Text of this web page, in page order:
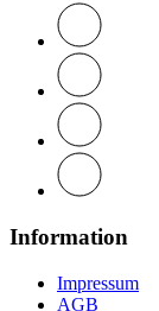
Information
Impressum
AGB